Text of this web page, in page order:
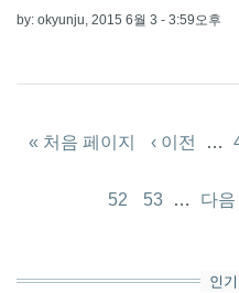
by: okyunju, 2015 6월 3 - 3:59오후
« 처음 페이지 ‹ 이전 …
52 53 … 다음
인